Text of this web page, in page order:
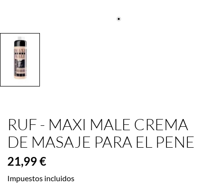
RUF - MAXI MALE CREMA
DE MASAJE PARA EL PENE
21,99 €
Impuestos incluidos